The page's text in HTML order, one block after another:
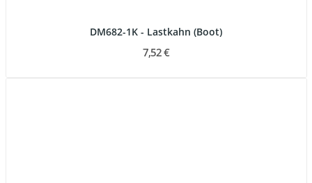
DM682-1K - Lastkahn (Boot)
7,52 €